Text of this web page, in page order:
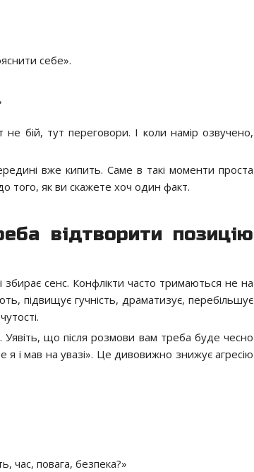
себе».
не бій, тут переговори. І коли намір озвучено,
вже кипить. Саме в такі моменти проста
того, як ви скажете хоч один факт.
відтворити позицію
збирає сенс. Конфлікти часто тримаються не на
підвищує гучність, драматизує, перебільшує
що після розмови вам треба буде чесно
я і мав на увазі». Це дивовижно знижує агресію
час, повага, безпека?»